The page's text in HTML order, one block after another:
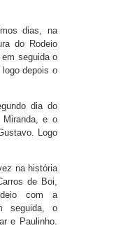
dias, na
do Rodeio
seguida o
depois o
dia do
Miranda, e o
Logo
na história
de Boi,
com a
seguida, o
e Paulinho.